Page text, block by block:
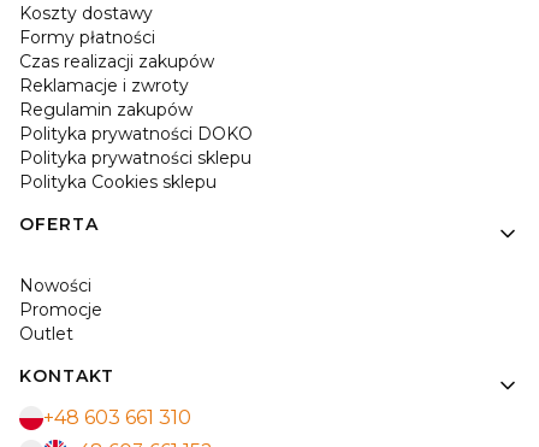
Koszty dostawy
Formy płatności
Czas realizacji zakupów
Reklamacje i zwroty
Regulamin zakupów
Polityka prywatności DOKO
Polityka prywatności sklepu
Polityka Cookies sklepu
OFERTA
Nowości
Promocje
Outlet
KONTAKT
+48 603 661 310